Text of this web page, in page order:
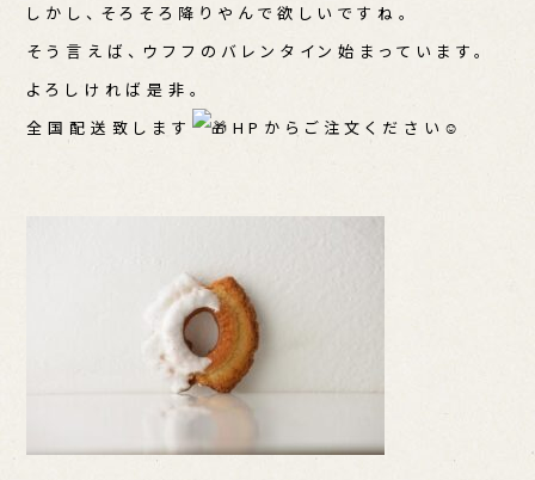
しかし、そろそろ降りやんで欲しいですね。
そう言えば、ウフフのバレンタイン始まっています。
よろしければ是非。
全国配送致します
HPからご注文ください ☺︎